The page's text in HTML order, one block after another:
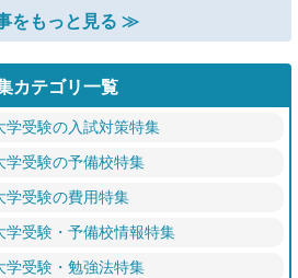
をもっと見る ≫
カテゴリ一覧
学受験の入試対策特集
学受験の予備校特集
学受験の費用特集
学受験・予備校情報特集
学受験・勉強法特集